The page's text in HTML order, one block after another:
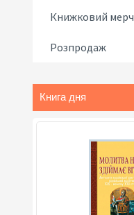
Книжковий мерч
Розпродаж
Книга дня